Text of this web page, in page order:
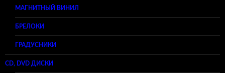
МАГНИТНЫЙ ВИНИЛ
БРЕЛОКИ
ГРАДУСНИКИ
CD, DVD ДИСКИ